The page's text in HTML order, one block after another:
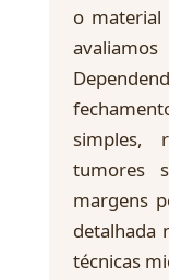
o material
simples,
tumores
margens
detalhada
técnicas